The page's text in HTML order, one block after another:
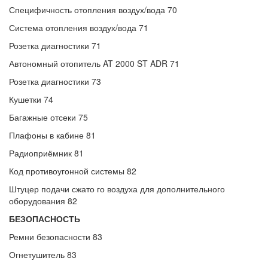
Специфичность отопления воздух/вода 70
Система отопления воздух/вода 71
Розетка диагностики 71
Автономный отопитель AT 2000 ST ADR 71
Розетка диагностики 73
Кушетки 74
Багажные отсеки 75
Плафоны в кабине 81
Радиоприёмник 81
Код противоугонной системы 82
Штуцер подачи сжато го воздуха для дополнительного
оборудования 82
БЕЗОПАСНОСТЬ
Ремни безопасности 83
Огнетушитель 83